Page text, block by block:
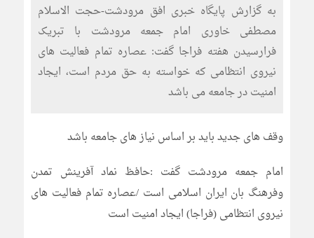
به گزارش پایگاه خبری افق مرودشت-حجت الاسلام
مصطفی خاوری امام جمعه مرودشت با تبریک
فرارسیدن هفته فراجا گفت: عصاره تمام فعالیت های
نیروی انتظامی که خواسته به حق مردم است، ایجاد
امنیت در جامعه می باشد
وقف های جدید باید بر اساس نیاز های جامعه باشد
امام جمعه مرودشت گفت :حافظ نماد آفرینش تمدن
وفرهنگ بان ایران اسلامی است /عصاره تمام فعالیت های
نیروی انتظامی (فراجا) ایجاد امنیت است